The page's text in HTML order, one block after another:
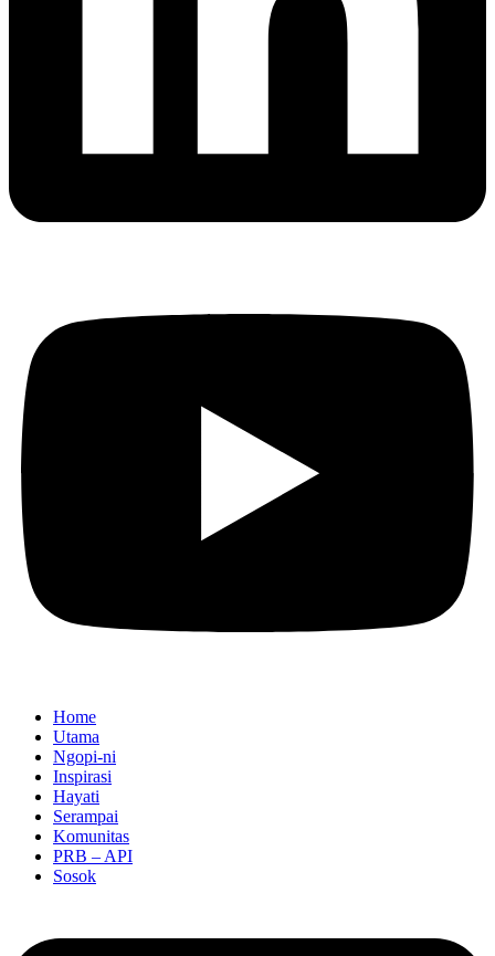
Home
Utama
Ngopi-ni
Inspirasi
Hayati
Serampai
Komunitas
PRB – API
Sosok